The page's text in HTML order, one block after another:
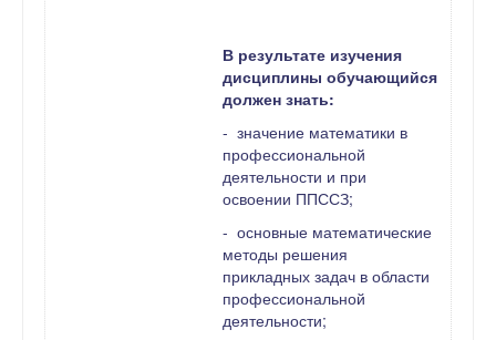
В результате изучения
дисциплины обучающийся
должен знать:
- значение математики в
профессиональной
деятельности и при
освоении ППССЗ;
- основные математические
методы решения
прикладных задач в области
профессиональной
деятельности;